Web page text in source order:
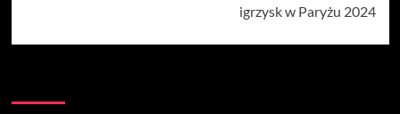
igrzysk w Paryżu 2024